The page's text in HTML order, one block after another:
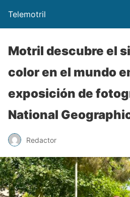
Telemotril
Motril descubre el
color en el mundo
exposición de
National
Redactor